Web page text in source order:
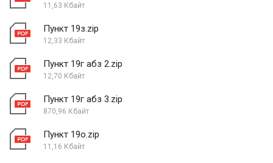
11,63 Кбайт
Пункт 19з.zip
12,33 Кбайт
Пункт 19г абз 2.zip
12,70 Кбайт
Пункт 19г абз 3.zip
870,96 Кбайт
Пункт 19о.zip
11,16 Кбайт